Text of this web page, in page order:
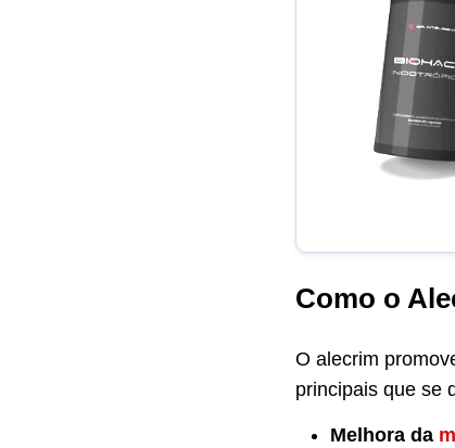
Como o
O alecrim
principais que se
Melhora da